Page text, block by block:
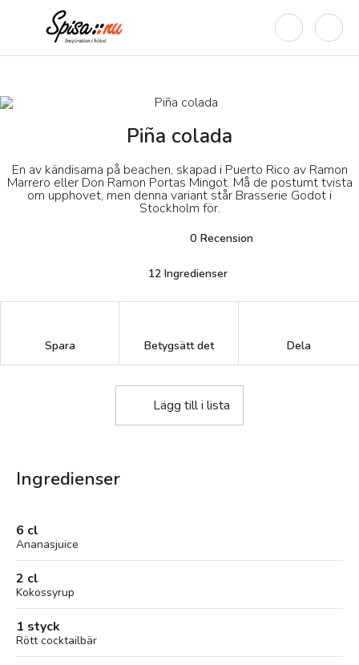
Piña colada
En av kändisarna på beachen, skapad i Puerto Rico av Ramon
Marrero eller Don Ramon Portas Mingot. Må de postumt tvista
om upphovet, men denna variant står Brasserie Godot i
Stockholm för.
0 Recension
12 Ingredienser
Spara Betygsätt det Dela
Lägg till i lista
Ingredienser
6 cl
Ananasjuice
2 cl
Kokossyrup
1 styck
Rött cocktailbär